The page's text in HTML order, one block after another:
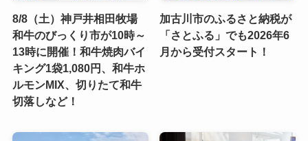
8/8（土）神戸井相田牧場
和牛のびっくり市が10時～
13時に開催！和牛焼肉バイ
キング1袋1,080円、和牛ホ
ルモンMIX、切りたて和牛
切落しなど！
加古川市のふるさと納税が
「さとふる」でも2026年6
月から受付スタート！